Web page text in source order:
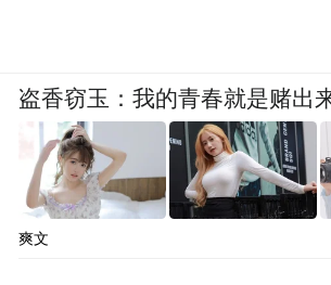
盗香窃玉：我的青春就是赌出
爽文